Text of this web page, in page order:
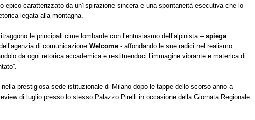
epico caratterizzato da un’ispirazione sincera e una spontaneità esecutiva che lo
legata alla montagna.
le principali cime lombarde con l’entusiasmo dell’alpinista – spiega
di comunicazione Welcome - affondando le sue radici nel realismo
da ogni retorica accademica e restituendoci l’immagine vibrante e materica di
nella prestigiosa sede istituzionale di Milano dopo le tappe dello scorso anno a
di luglio presso lo stesso Palazzo Pirelli in occasione della Giornata Regionale